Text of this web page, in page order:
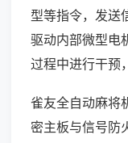
型等指令，发送
驱动内部微型电
过程中进行干预
雀友全自动麻将
密主板与信号防